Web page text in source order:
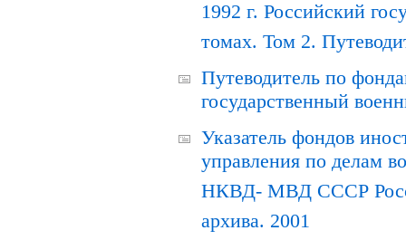
1992 г. Российский
томах. Том 2.
Путеводитель по
государственный
Указатель фондов
управления по делам
НКВД- МВД СССР
архива. 2001